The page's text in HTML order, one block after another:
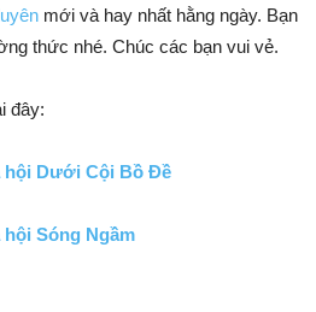
mới và hay nhất hằng ngày. Bạn
thức nhé. Chúc các bạn vui vẻ.
đây:
hội Dưới Cội Bồ Đề
Sóng Ngầm